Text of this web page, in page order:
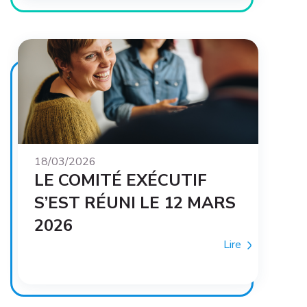
18/03/2026
LE COMITÉ EXÉCUTIF
S’EST RÉUNI LE 12 MARS
2026
Lire